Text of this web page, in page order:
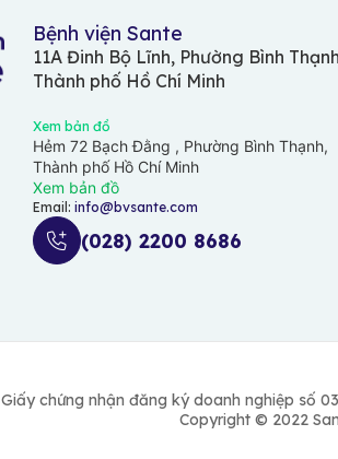
Bệnh viện Sante
11A Đinh Bộ Lĩnh, Phường Bình
Thành phố Hồ Chí Minh
Xem bản đồ
Hẻm 72 Bạch Đằng , Phường Bình Thạnh,
Thành phố Hồ Chí Minh
Xem bản đồ
Email:info@bvsante.com
(028) 2200 8686
Giấy chứng nhận đăng ký doanh nghiệp số
Copyright © 2022